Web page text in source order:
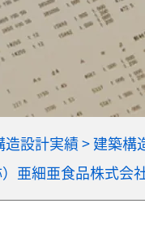
造設計実績>建築構
）亜細亜食品株式会